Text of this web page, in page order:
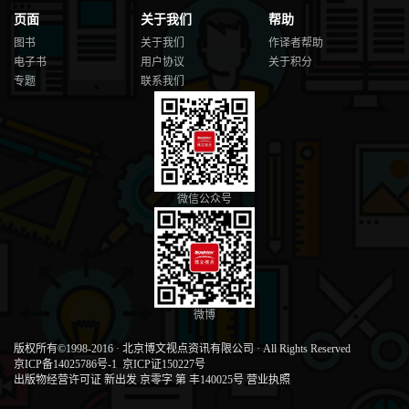
页面
图书
电子书
专题
关于我们
关于我们
用户协议
联系我们
帮助
作译者帮助
关于积分
微信公众号
微博
版权所有©1998-2016 · 北京博文视点资讯有限公司 · All Rights Reserved
京ICP备14025786号-1 京ICP证150227号
出版物经营许可证 新出发 京零字 第 丰140025号 营业执照